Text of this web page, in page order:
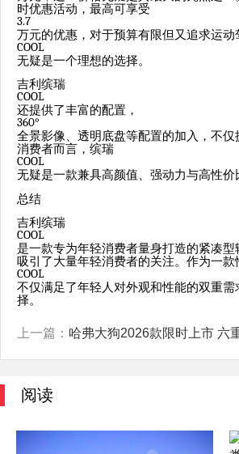
时优惠活动，最高可享受
3.7
万元的优惠，对于预算有限但又追求运
COOL
无疑是一个理想的选择。
吉利缤瑞
COOL
还提供了丰富的配置，
360°
全景影像、透明底盘等配置的加入，不
消费者而言，缤瑞
COOL
无疑是一款兼具高颜值、强动力与高性价
总结
吉利缤瑞
COOL
是一款专为年轻消费者量身打造的紧凑
吸引了大量年轻消费者的关注。作为一
COOL
不仅满足了年轻人对外观和性能的双重
择。
上一篇： 哈弗大狗2026款限时上市 六重
阅读